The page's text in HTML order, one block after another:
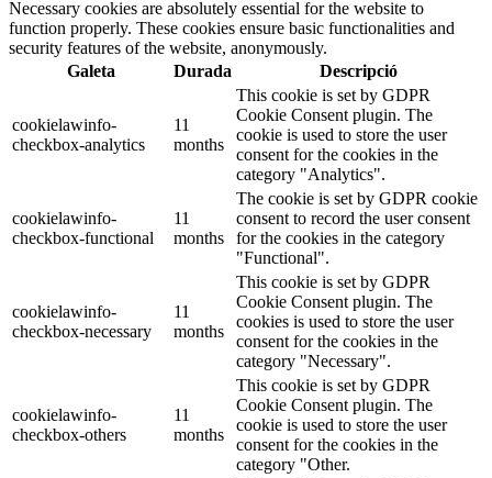
Necessary cookies are absolutely essential for the website to
function properly. These cookies ensure basic functionalities and
security features of the website, anonymously.
Galeta
Durada Descripció
cookielawinfo-
checkbox-analytics
11
months
This cookie is set by GDPR
Cookie Consent plugin. The
cookie is used to store the user
consent for the cookies in the
category "Analytics".
cookielawinfo-
checkbox-functional
11
months
The cookie is set by GDPR cookie
consent to record the user consent
for the cookies in the category
"Functional".
cookielawinfo-
checkbox-necessary
11
months
This cookie is set by GDPR
Cookie Consent plugin. The
cookies is used to store the user
consent for the cookies in the
category "Necessary".
cookielawinfo-
checkbox-others
11
months
This cookie is set by GDPR
Cookie Consent plugin. The
cookie is used to store the user
consent for the cookies in the
category "Other.